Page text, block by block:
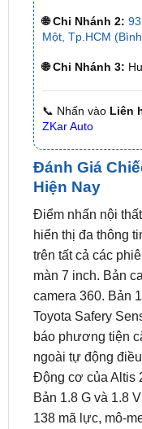
🌐 Chi Nhánh 3:
📞 Nhấn vàoLiên
Đánh Giá
Hiện Nay
Điểm nhấn nội
hiển thị đa thông
trên tất cả các
màn 7 inch. Bản
camera 360. Bản
Toyota Safery
báo phương tiện
ngoài tự động
Động cơ của Altis
Bản 1.8 G và 1.8
138 mã lực, mô-
hybrid 1.8 HEV
Nm), kết hợp